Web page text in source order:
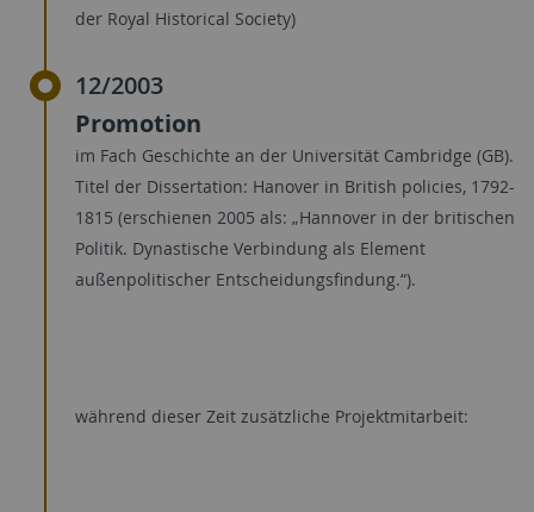
der Royal Historical Society)
12/2003
Promotion
im Fach Geschichte an der Universität Cambridge (GB).
Titel der Dissertation: Hanover in British policies, 1792-
1815 (erschienen 2005 als: „Hannover in der britischen
Politik. Dynastische Verbindung als Element
außenpolitischer Entscheidungsfindung.“).
während dieser Zeit zusätzliche Projektmitarbeit: